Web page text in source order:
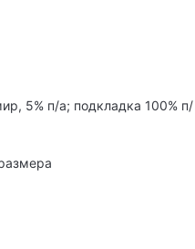
5% п/а; подкладка 100% п/